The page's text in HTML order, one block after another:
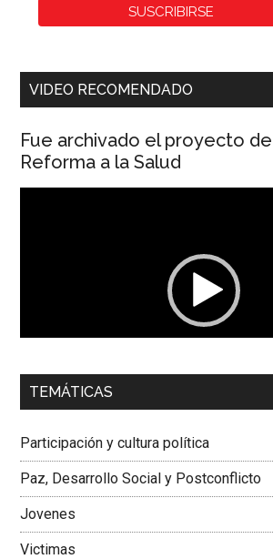
VIDEO RECOMENDADO
Fue archivado el proyecto
Reforma a la Salud
00:00
Dra. Carolina Corcho Mejía,Presidenta
Colombiana
TEMÁTICAS
Participación y cultura política
Paz, Desarrollo Social y Postconflicto
Jovenes
Victimas